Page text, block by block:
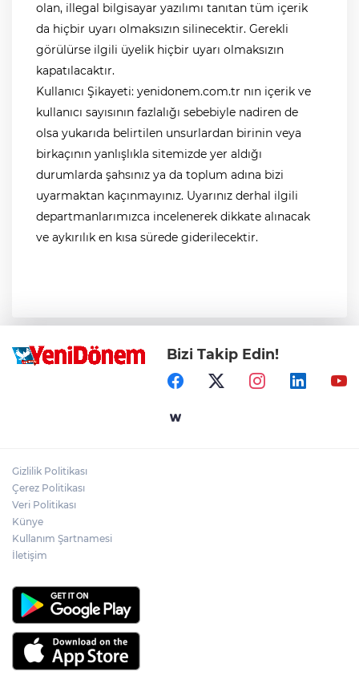
olan, illegal bilgisayar yazılımı tanıtan tüm içerik
da hiçbir uyarı olmaksızın silinecektir. Gerekli
görülürse ilgili üyelik hiçbir uyarı olmaksızın
kapatılacaktır.
Kullanıcı Şikayeti: yenidonem.com.tr nın içerik ve
kullanıcı sayısının fazlalığı sebebiyle nadiren de
olsa yukarıda belirtilen unsurlardan birinin veya
birkaçının yanlışlıkla sitemizde yer aldığı
durumlarda şahsınız ya da toplum adına bizi
uyarmaktan kaçınmayınız. Uyarınız derhal ilgili
departmanlarımızca incelenerek dikkate alınacak
ve aykırılık en kısa sürede giderilecektir.
Bizi Takip Edin!
Gizlilik Politikası
Çerez Politikası
Veri Politikası
Künye
Kullanım Şartnamesi
İletişim